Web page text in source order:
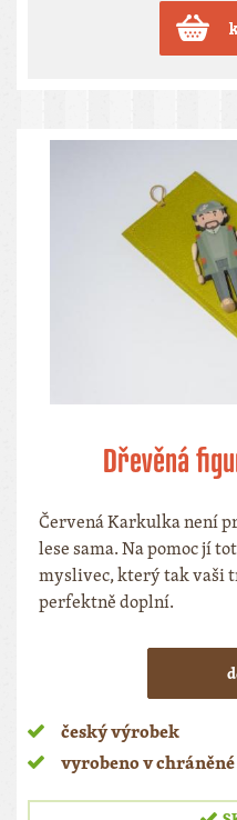
Dřevěná
Červená Karkulka není
lese sama. Na pomoc jí
myslivec, který tak vaši
perfektně doplní.
český výrobek
vyrobeno v